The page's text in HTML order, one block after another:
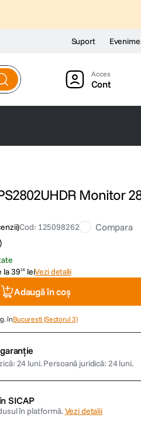
Suport
Cont
Monitor
)Cod: 125098262 Compara
la3916 leiVezi detalii
Adaugă în coș
înBucuresti (Sectorul 3)
24 luni.Persoană juridică: 24 luni.
SICAP
în platformă.Vezi detalii